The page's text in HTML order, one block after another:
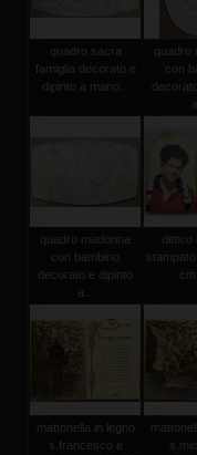
quadro sacra
famiglia decorato e
dipinto a mano...
quadro
con
quadro madonna
con bambino
decorato e dipinto
a...
mattonella in legno
s.francesco e